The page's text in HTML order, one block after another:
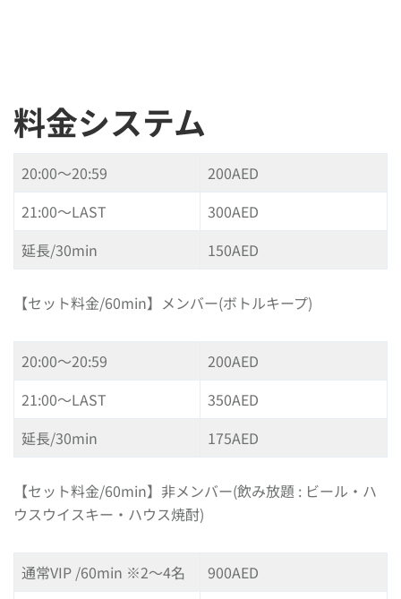
料金システム
20:00〜20:59
200AED
21:00〜LAST
300AED
延長/30min
150AED
【セット料金/60min】メンバー(ボトルキープ)
20:00〜20:59
200AED
21:00〜LAST
350AED
延長/30min
175AED
【セット料金/60min】非メンバー(飲み放題 : ビール・ハ
ウスウイスキー・ハウス焼酎)
通常VIP /60min ※2〜4名
900AED